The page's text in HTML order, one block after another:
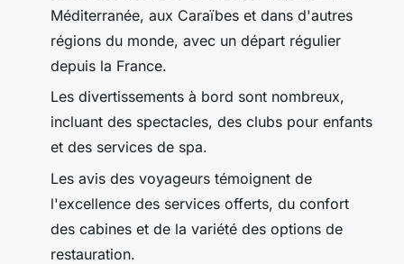
Méditerranée, aux Caraïbes et dans d'autres
régions du monde, avec un départ régulier
depuis la France.
Les divertissements à bord sont nombreux,
incluant des spectacles, des clubs pour enfants
et des services de spa.
Les avis des voyageurs témoignent de
l'excellence des services offerts, du confort
des cabines et de la variété des options de
restauration.